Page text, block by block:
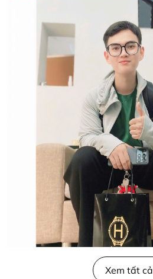
Xem tất cả